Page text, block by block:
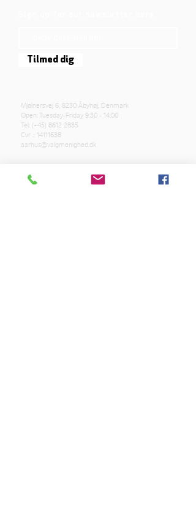
Tilmed dig
Mjølnersvej 6, 8230 Åbyhøj, Denmark
Open: Tuesday-Friday 9:30 - 14:00
Tel: (+45) 8612 2835
Cvr .: 14111638
aarhus@valgmenighed.dk
Terms and Conditions